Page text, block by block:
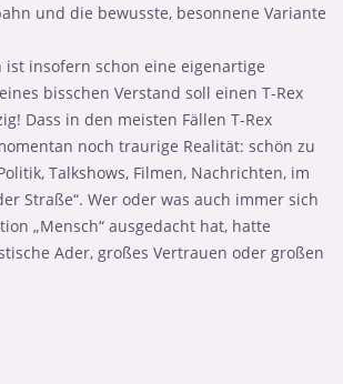
und die bewusste, besonnene Variante
ist insofern schon eine eigenartige
bisschen Verstand soll einen T-Rex
Dass in den meisten Fällen T-Rex
noch traurige Realität: schön zu
Talkshows, Filmen, Nachrichten, im
Straße“. Wer oder was auch immer sich
„Mensch“ ausgedacht hat, hatte
Ader, großes Vertrauen oder großen